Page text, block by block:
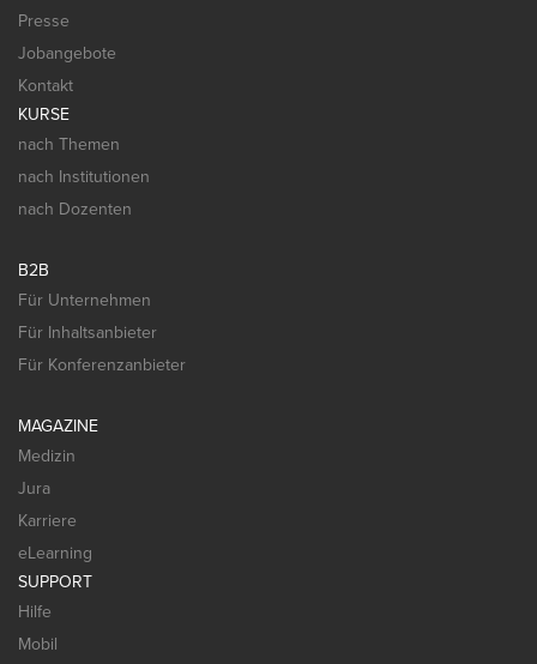
Presse
Jobangebote
Kontakt
KURSE
nach Themen
nach Institutionen
nach Dozenten
B2B
Für Unternehmen
Für Inhaltsanbieter
Für Konferenzanbieter
MAGAZINE
Medizin
Jura
Karriere
eLearning
SUPPORT
Hilfe
Mobil